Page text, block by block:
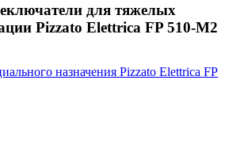
для тяжелых
Pizzato Elettrica FP 510-M2